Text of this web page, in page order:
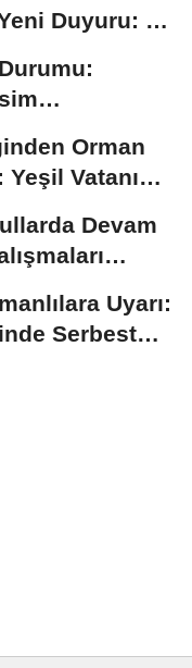
Duyuru: 11
Orman
Yeşil Vatanı
Devam
Uyarı:
Serbest